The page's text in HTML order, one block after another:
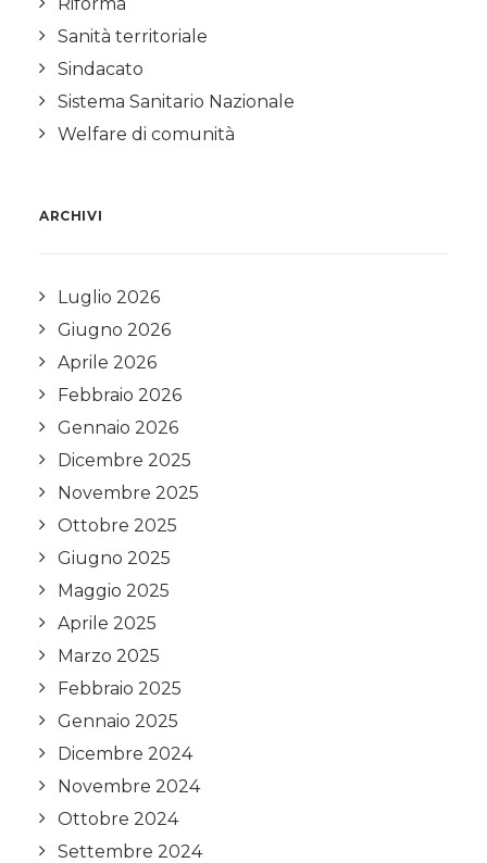
Sanità territoriale
Sindacato
Sistema Sanitario Nazionale
Welfare di comunità
ARCHIVI
Luglio 2026
Giugno 2026
Aprile 2026
Febbraio 2026
Gennaio 2026
Dicembre 2025
Novembre 2025
Ottobre 2025
Giugno 2025
Maggio 2025
Aprile 2025
Marzo 2025
Febbraio 2025
Gennaio 2025
Dicembre 2024
Novembre 2024
Ottobre 2024
Settembre 2024